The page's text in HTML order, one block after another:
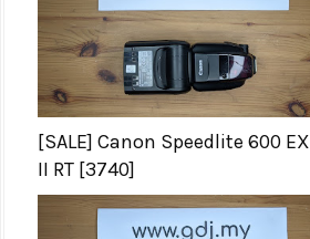
[SALE] Canon Speedlite 600 EX
II RT [3740]